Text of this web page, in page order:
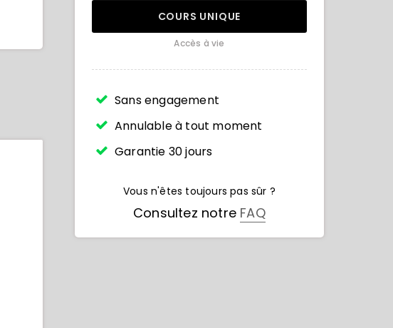
COURS UNIQUE
Accès à vie
Sans engagement
Annulable à tout moment
Garantie 30 jours
Vous n'êtes toujours pas sûr ?
Consultez notre FAQ